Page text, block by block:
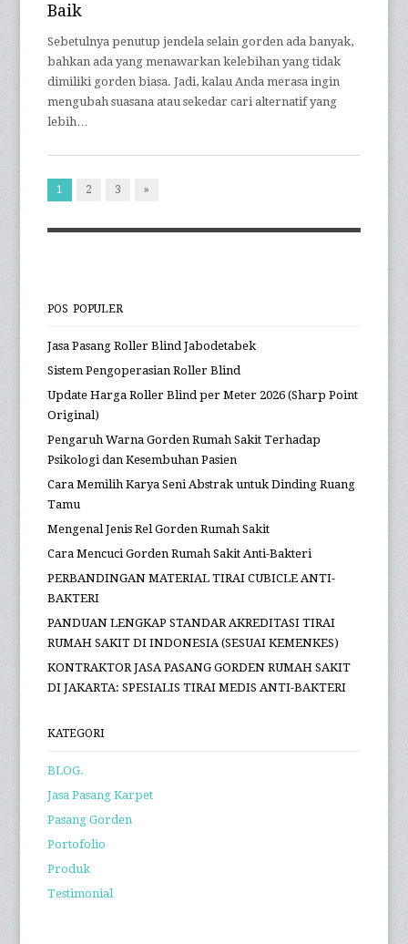
Baik
Sebetulnya penutup jendela selain gorden ada banyak,
bahkan ada yang menawarkan kelebihan yang tidak
dimiliki gorden biasa. Jadi, kalau Anda merasa ingin
mengubah suasana atau sekedar cari alternatif yang
lebih…
1 2 3 »
POS POPULER
Jasa Pasang Roller Blind Jabodetabek
Sistem Pengoperasian Roller Blind
Update Harga Roller Blind per Meter 2026 (Sharp Point
Original)
Pengaruh Warna Gorden Rumah Sakit Terhadap
Psikologi dan Kesembuhan Pasien
Cara Memilih Karya Seni Abstrak untuk Dinding Ruang
Tamu
Mengenal Jenis Rel Gorden Rumah Sakit
Cara Mencuci Gorden Rumah Sakit Anti-Bakteri
PERBANDINGAN MATERIAL TIRAI CUBICLE ANTI-
BAKTERI
PANDUAN LENGKAP STANDAR AKREDITASI TIRAI
RUMAH SAKIT DI INDONESIA (SESUAI KEMENKES)
KONTRAKTOR JASA PASANG GORDEN RUMAH SAKIT
DI JAKARTA: SPESIALIS TIRAI MEDIS ANTI-BAKTERI
KATEGORI
BLOG.
Jasa Pasang Karpet
Pasang Gorden
Portofolio
Produk
Testimonial